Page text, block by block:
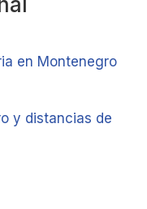
en Montenegro
y distancias de